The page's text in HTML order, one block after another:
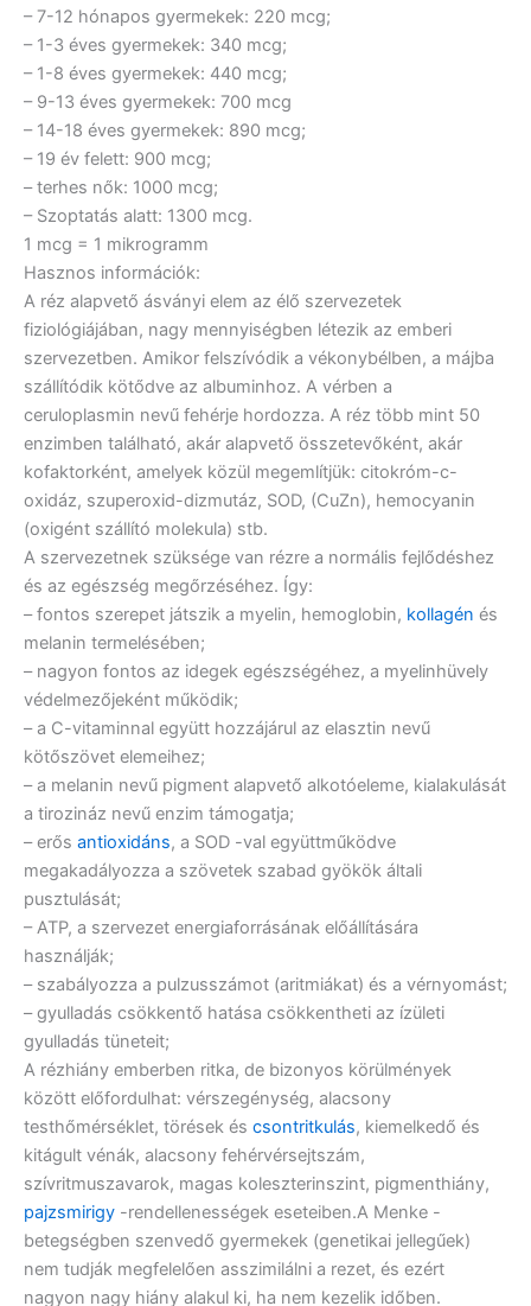
– 7-12 hónapos gyermekek: 220 mcg;
– 1-3 éves gyermekek: 340 mcg;
– 1-8 éves gyermekek: 440 mcg;
– 9-13 éves gyermekek: 700 mcg
– 14-18 éves gyermekek: 890 mcg;
– 19 év felett: 900 mcg;
– terhes nők: 1000 mcg;
– Szoptatás alatt: 1300 mcg.
1 mcg = 1 mikrogramm
Hasznos információk:
A réz alapvető ásványi elem az élő szervezetek
fiziológiájában, nagy mennyiségben létezik az emberi
szervezetben. Amikor felszívódik a vékonybélben, a májba
szállítódik kötődve az albuminhoz. A vérben a
ceruloplasmin nevű fehérje hordozza. A réz több mint 50
enzimben található, akár alapvető összetevőként, akár
kofaktorként, amelyek közül megemlítjük: citokróm-c-
oxidáz, szuperoxid-dizmutáz, SOD, (CuZn), hemocyanin
(oxigént szállító molekula) stb.
A szervezetnek szüksége van rézre a normális fejlődéshez
és az egészség megőrzéséhez. Így:
– fontos szerepet játszik a myelin, hemoglobin, kollagén és
melanin termelésében;
– nagyon fontos az idegek egészségéhez, a myelinhüvely
védelmezőjeként működik;
– a C-vitaminnal együtt hozzájárul az elasztin nevű
kötőszövet elemeihez;
– a melanin nevű pigment alapvető alkotóeleme, kialakulását
a tirozináz nevű enzim támogatja;
– erős antioxidáns, a SOD -val együttműködve
megakadályozza a szövetek szabad gyökök általi
pusztulását;
– ATP, a szervezet energiaforrásának előállítására
használják;
– szabályozza a pulzusszámot (aritmiákat) és a vérnyomást;
– gyulladás csökkentő hatása csökkentheti az ízületi
gyulladás tüneteit;
A rézhiány emberben ritka, de bizonyos körülmények
között előfordulhat: vérszegénység, alacsony
testhőmérséklet, törések és csontritkulás, kiemelkedő és
kitágult vénák, alacsony fehérvérsejtszám,
szívritmuszavarok, magas koleszterinszint, pigmenthiány,
pajzsmirigy -rendellenességek eseteiben.A Menke -
betegségben szenvedő gyermekek (genetikai jellegűek)
nem tudják megfelelően asszimilálni a rezet, és ezért
nagyon nagy hiány alakul ki, ha nem kezelik időben.